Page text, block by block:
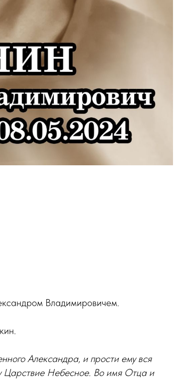
Владимировичем.
Александра, и прости ему вся
Царствие Небесное. Во имя Отца и